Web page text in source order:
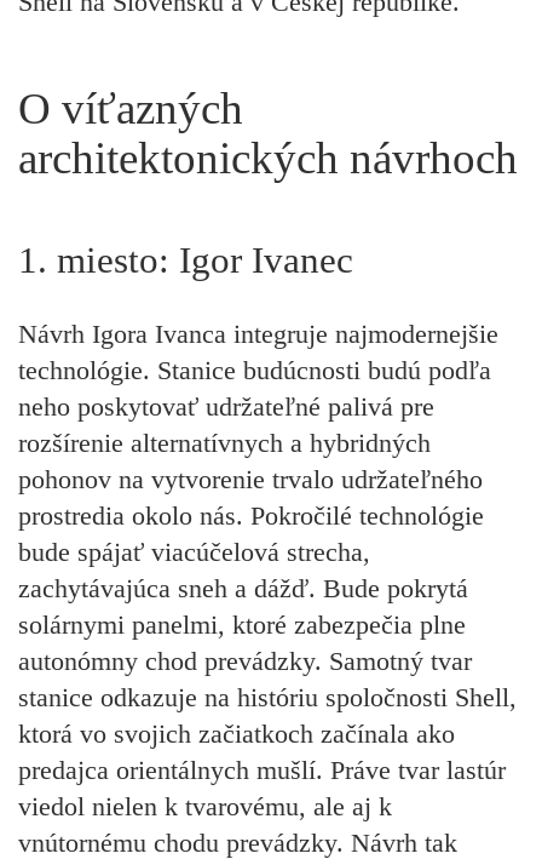
O víťazných
architektonických návrhoch
1. miesto: Igor Ivanec
Návrh Igora Ivanca integruje najmodernejšie
technológie. Stanice budúcnosti budú podľa
neho poskytovať udržateľné palivá pre
rozšírenie alternatívnych a hybridných
pohonov na vytvorenie trvalo udržateľného
prostredia okolo nás. Pokročilé technológie
bude spájať viacúčelová strecha,
zachytávajúca sneh a dážď. Bude pokrytá
solárnymi panelmi, ktoré zabezpečia plne
autonómny chod prevádzky. Samotný tvar
stanice odkazuje na históriu spoločnosti Shell,
ktorá vo svojich začiatkoch začínala ako
predajca orientálnych mušlí. Práve tvar lastúr
viedol nielen k tvarovému, ale aj k
vnútornému chodu prevádzky. Návrh tak